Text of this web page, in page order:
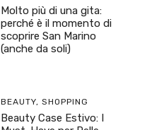
Molto più di una gita:
perché è il momento di
scoprire San Marino
(anche da soli)
BEAUTY, SHOPPING
Beauty Case Estivo: I